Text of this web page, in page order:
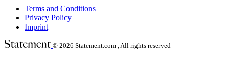
Terms and Conditions
Privacy Policy
Imprint
© 2026 Statement.com , All rights reserved